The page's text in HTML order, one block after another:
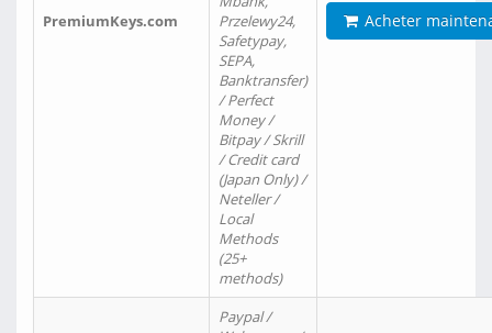
PremiumKeys.com
Przelewy24,
Safetypay,
SEPA,
Banktransfer)
/ Perfect
Money /
Bitpay / Skrill
/ Credit card
(Japan Only) /
Neteller /
Local
Methods
(25+
methods)
Acheter
Paypal /